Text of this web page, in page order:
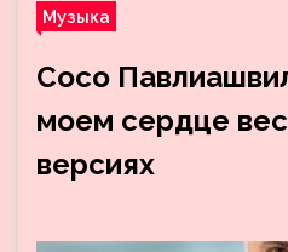
Музыка
Сосо
моем сердце
версиях